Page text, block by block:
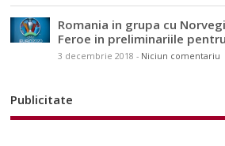
Romania in grupa cu
Feroe in preliminariile pentru
3 decembrie 2018 - Niciun comentariu
Publicitate